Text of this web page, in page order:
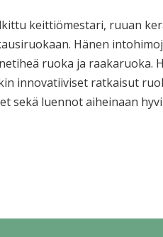
keittiömestari, ruuan
Hänen
ruoka ja raakaruoka.
innovatiiviset ratkaisut
sekä luennot aiheinaan